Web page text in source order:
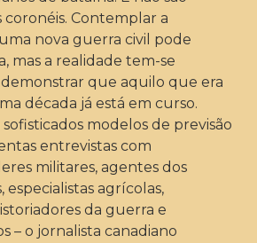
coronéis. Contemplar a
nova guerra civil pode
mas a realidade tem-se
que aquilo que era
década já está em curso.
sofisticados modelos de previsão
entrevistas com
militares, agentes dos
especialistas agrícolas,
da guerra e
– o jornalista canadiano